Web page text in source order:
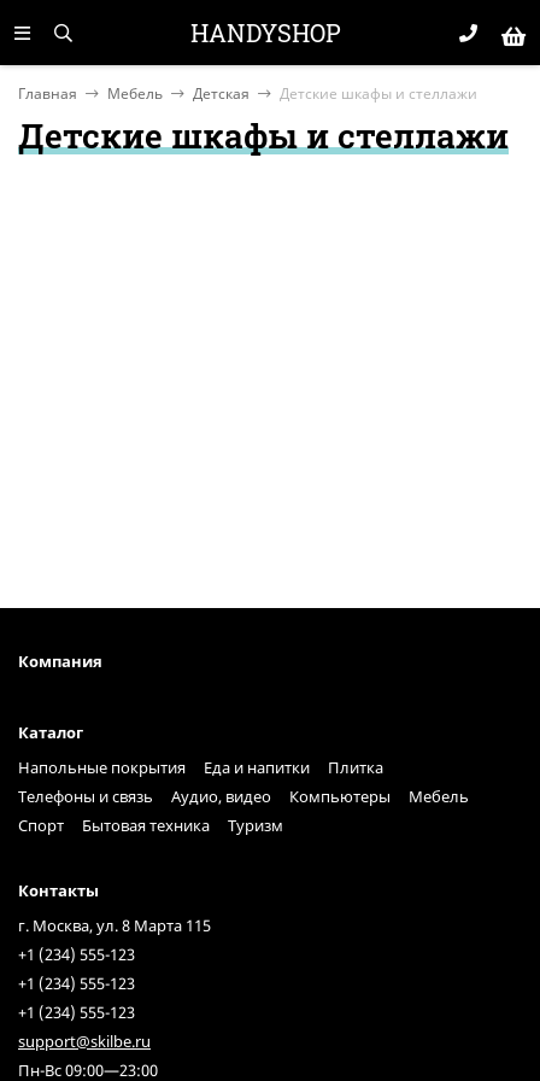
HANDYSHOP
Главная Мебель Детская Детские шкафы и стеллажи
Детские шкафы и стеллажи
Компания
Каталог
Напольные покрытия
Еда и напитки
Плитка
Телефоны и связь
Аудио, видео Компьютеры
Мебель
Спорт
Бытовая техника Туризм
Контакты
г. Москва, ул. 8 Марта 115
+1 (234) 555-123
+1 (234) 555-123
+1 (234) 555-123
support@skilbe.ru
Пн-Вс 09:00—23:00